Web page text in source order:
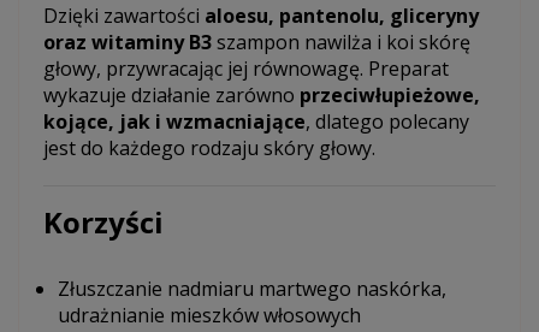
Dzięki zawartości aloesu, pantenolu, gliceryny
oraz witaminy B3szampon nawilża i koi skórę
głowy, przywracając jej równowagę. Preparat
wykazuje działanie zarówno przeciwłupieżowe,
kojące, jak i wzmacniające, dlatego polecany
jest do każdego rodzaju skóry głowy.
Korzyści
Złuszczanie nadmiaru martwego naskórka,
udrażnianie mieszków włosowych